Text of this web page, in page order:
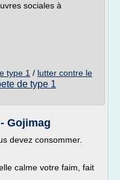
sociales à
type 1 / lutter contre le
de type 1
Gojimag
devez consommer.
calme votre faim, fait